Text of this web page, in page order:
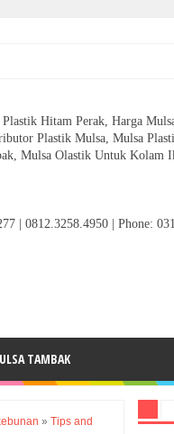
Hitam Perak, Harga
Plastik Mulsa, Mulsa
Mulsa Olastik Untuk Kolam
| 0812.3258.4950 Phone:
TAMBAK
» Tips and